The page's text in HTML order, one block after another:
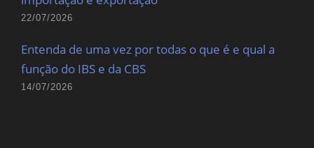
22/07/2026
Entenda de uma vez por todas o que é e qual a
função do IBS e da CBS
14/07/2026